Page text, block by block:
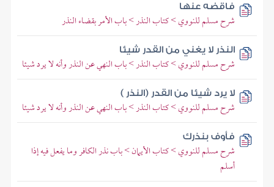
فاقضه عنها
شرح مسلم للنووي > كتاب النذر > باب الأمر بقضاء النذر
النذر لا يغني من القدر شيئا
شرح مسلم للنووي > كتاب النذر > باب النهي عن النذر وأنه لا يرد شيئا
لا يرد شيئا من القدر (النذر )
شرح مسلم للنووي > كتاب النذر > باب النهي عن النذر وأنه لا يرد شيئا
فأوف بنذرك
شرح مسلم للنووي > كتاب الأيمان > باب نذر الكافر وما يفعل فيه إذا
أسلم